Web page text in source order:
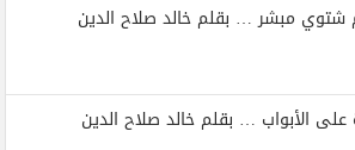
مبشر … بقلم خالد صلاح الدين
على الأبواب … بقلم خالد صلاح الدين